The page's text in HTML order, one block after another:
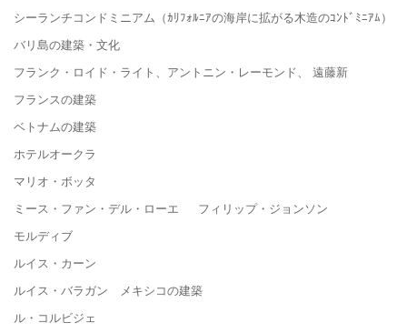
シーランチコンドミニアム（ｶﾘﾌｫﾙﾆｱの海岸に拡がる木造のｺﾝﾄﾞﾐﾆｱﾑ）
バリ島の建築・文化
フランク・ロイド・ライト、アントニン・レーモンド、 遠藤新
フランスの建築
ベトナムの建築
ホテルオークラ
マリオ・ボッタ
ミース・ファン・デル・ローエ フィリップ・ジョンソン
モルディブ
ルイス・カーン
ルイス・バラガン メキシコの建築
ル・コルビジェ